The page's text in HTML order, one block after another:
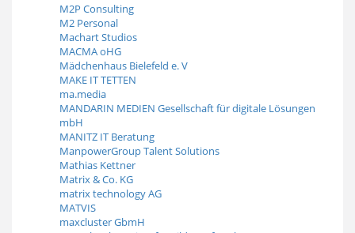
M2P Consulting
M2 Personal
Machart Studios
MACMA oHG
Mädchenhaus Bielefeld e. V
MAKE IT TETTEN
ma.media
MANDARIN MEDIEN Gesellschaft für digitale Lösungen
mbH
MANITZ IT Beratung
ManpowerGroup Talent Solutions
Mathias Kettner
Matrix & Co. KG
matrix technology AG
MATVIS
maxcluster GbmH